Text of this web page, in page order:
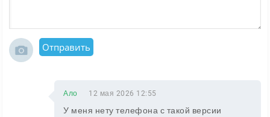
Отправить
Ало 12 мая 2026 12:55
У меня нету телефона с такой версии